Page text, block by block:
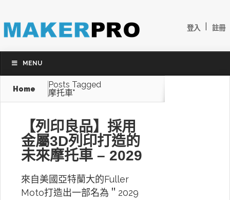
登入 註冊
MENU
Home
Posts Tagged
摩托車"
【列印良品】採用
金屬3D列印打造的
未來摩托車 – 2029
來自美國亞特蘭大的Fuller
Moto打造出一部名為＂2029